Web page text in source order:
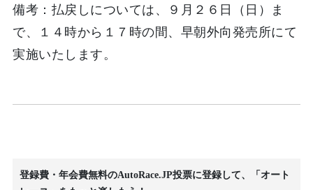
備考：払戻しについては、９月２６日（日）ま
で、１４時から１７時の間、早朝外向発売所にて
実施いたします。
登録費・年会費無料のAutoRace.JP投票に登録して、「オート